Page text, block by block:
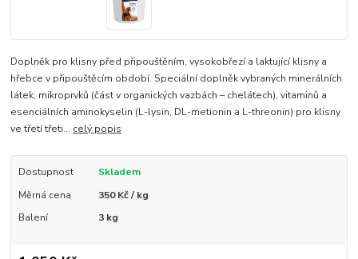
Doplněk pro klisny před připouštěním, vysokobřezí a laktující klisny a
hřebce v připouštěcím období. Speciální doplněk vybraných minerálních
látek, mikroprvků (část v organických vazbách – chelátech), vitaminů a
esenciálních aminokyselin (L-lysin, DL-metionin a L-threonin) pro klisny
ve třetí třeti... celý popis
Dostupnost
Skladem
Měrná cena
350 Kč / kg
Balení
3 kg